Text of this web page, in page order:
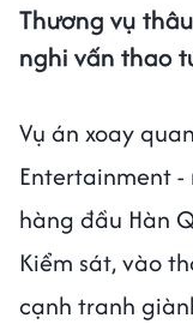
Thương vụ
nghi vấn thao
Vụ án xoay
Entertainment
hàng đầu Hàn
Kiểm sát, vào
cạnh tranh